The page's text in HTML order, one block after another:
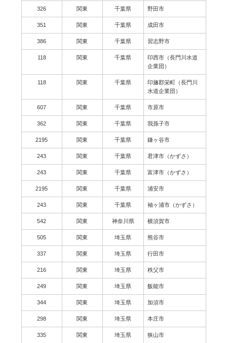
326 関東 千葉県 野田市
351 関東 千葉県 成田市
386 関東 千葉県 習志野市
118 関東 千葉県
印西市（長門川水道
企業団）
118 関東 千葉県
印旛郡栄町（長門川
水道企業団）
607 関東 千葉県 市原市
362 関東 千葉県 我孫子市
2195 関東 千葉県 鎌ヶ谷市
243 関東 千葉県 君津市（かずさ）
243 関東 千葉県 富津市（かずさ）
2195 関東 千葉県 浦安市
243 関東 千葉県 袖ヶ浦市（かずさ）
542 関東 神奈川県 横須賀市
505 関東 埼玉県 熊谷市
337 関東 埼玉県 行田市
216 関東 埼玉県 秩父市
249 関東 埼玉県 飯能市
344 関東 埼玉県 加須市
298 関東 埼玉県 本庄市
335 関東 埼玉県 狭山市